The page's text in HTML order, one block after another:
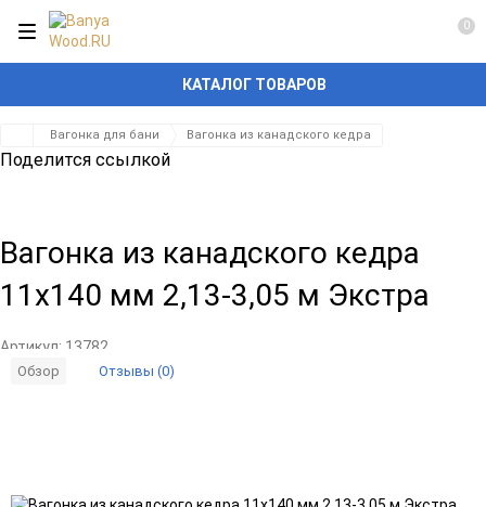
КАТАЛОГ ТОВАРОВ
0
Вагонка для бани Вагонка из канадского кедра
Поделится ссылкой
Вагонка из канадского кедра
11x140 мм 2,13-3,05 м Экстра
Артикул: 13782
Обзор Отзывы (0)